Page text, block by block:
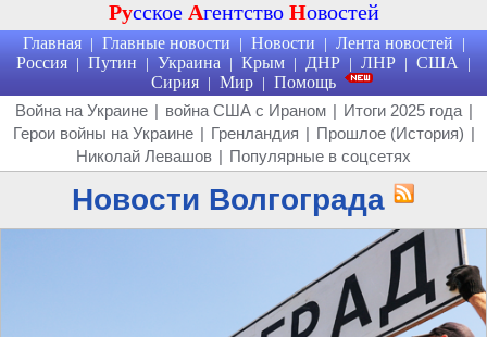
Русское Агентство Новостей
Главная | Главные новости | Новости | Лента новостей |
Россия | Путин | Украина | Крым | ДНР | ЛНР | США |
Сирия | Мир | Помощь
Война на Украине | война США с Ираном | Итоги 2025 года |
Герои войны на Украине | Гренландия | Прошлое (История) |
Николай Левашов | Популярные в соцсетях
Новости Волгограда